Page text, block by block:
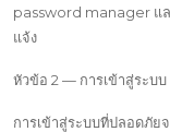
password manager แล
แจ้ง
หัวข้อ 2 — การเข้าสู่ระบ
การเข้าสู่ระบบที่ปลอดภั